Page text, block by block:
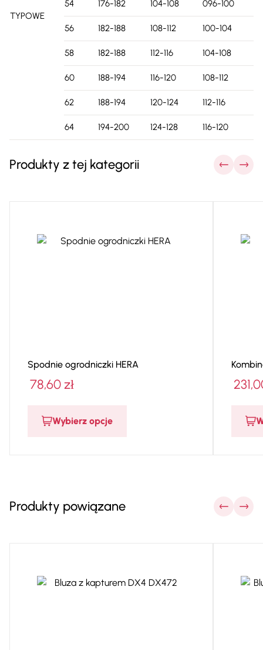
TYPOWE
54 176-182 104-108 096-100
56 182-188 108-112 100-104
58 182-188 112-116 104-108
60 188-194 116-120 108-112
62 188-194 120-124 112-116
64 194-200 124-128 116-120
Produkty z tej kategorii
Spodnie ogrodniczki HERA
78,60zł
Wybierz opcje
Produkty powiązane